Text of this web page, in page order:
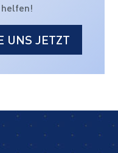
UNS JETZT